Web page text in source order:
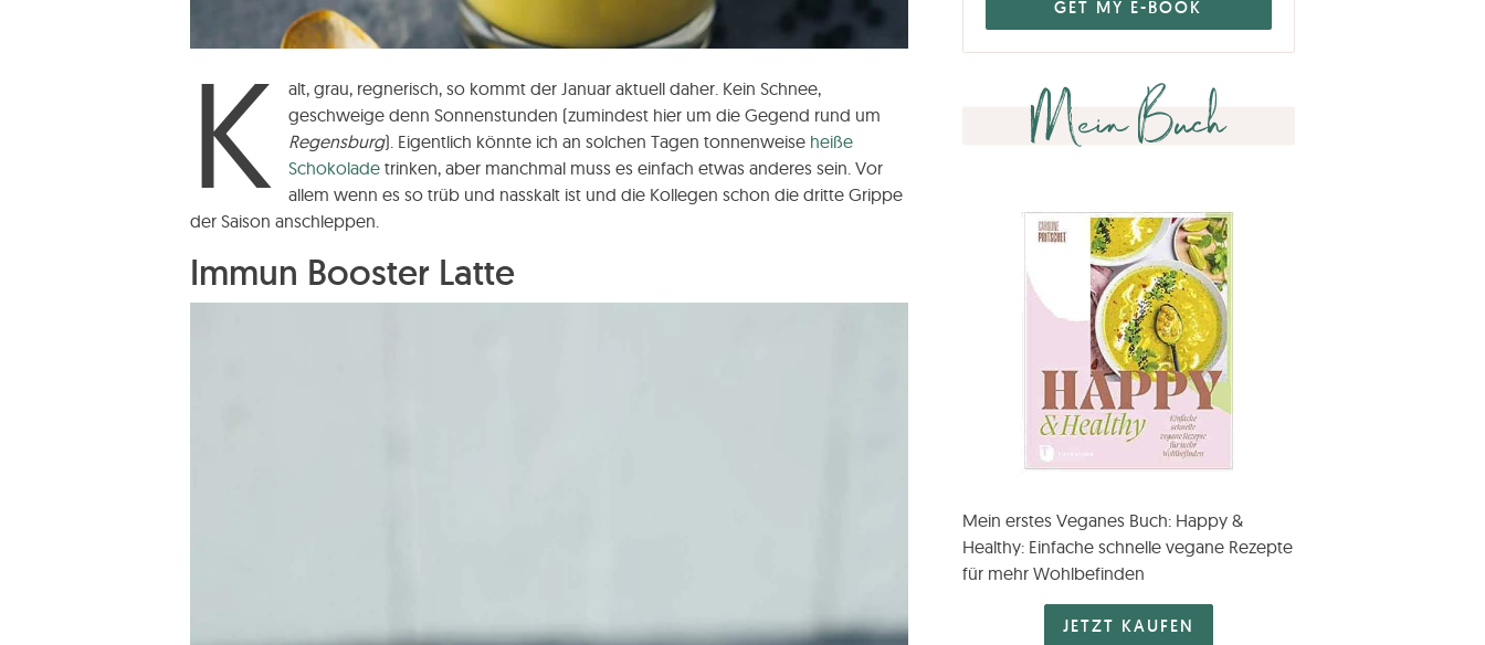
K
alt, grau, regnerisch, so kommt der Januar aktuell daher. Kein Schnee,
geschweige denn Sonnenstunden (zumindest hier um die Gegend rund um
Regensburg). Eigentlich könnte ich an solchen Tagen tonnenweise heiße
Schokolade trinken, aber manchmal muss es einfach etwas anderes sein. Vor
allem wenn es so trüb und nasskalt ist und die Kollegen schon die dritte Grippe
der Saison anschleppen.
Immun Booster Latte
Mein Buch
Mein erstes Veganes Buch: Happy &
Healthy: Einfache schnelle vegane Rezepte
für mehr Wohlbefinden
JETZT KAUFEN